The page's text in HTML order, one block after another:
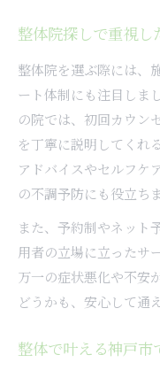
整体院探しで重視し
整体院を選ぶ際には、
ート体制にも注目しま
の院では、初回カウン
を丁寧に説明してくれ
アドバイスやセルフケ
の不調予防にも役立ちま
また、予約制やネット
用者の立場に立ったサ
万一の症状悪化や不安
どうかも、安心して通
整体で叶える神戸